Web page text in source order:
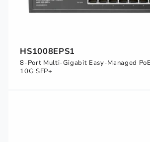
HS1008EPS1
8-Port Multi-Gigabit Easy-Managed
10G SFP+